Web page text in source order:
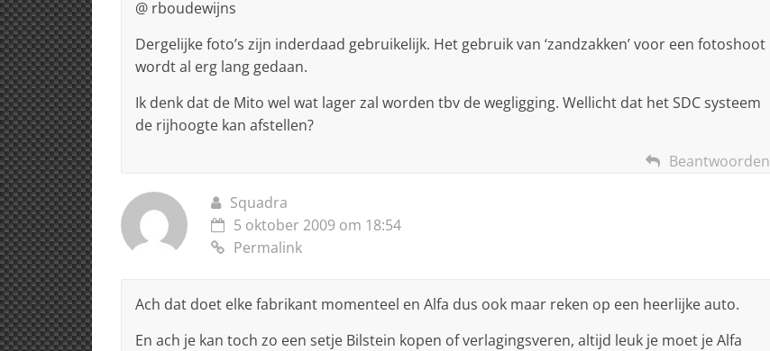
@ rboudewijns
Dergelijke foto’s zijn inderdaad gebruikelijk. Het gebruik van ‘zandzakken’ voor een fotoshoot
wordt al erg lang gedaan.
Ik denk dat de Mito wel wat lager zal worden tbv de wegligging. Wellicht dat het SDC systeem
de rijhoogte kan afstellen?
Beantwoorden
Squadra
5 oktober 2009 om 18:54
Permalink
Ach dat doet elke fabrikant momenteel en Alfa dus ook maar reken op een heerlijke auto.
En ach je kan toch zo een setje Bilstein kopen of verlagingsveren, altijd leuk je moet je Alfa